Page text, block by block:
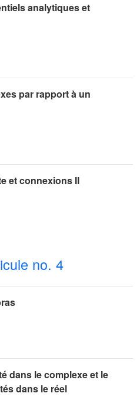
analytiques et
par rapport à un
et connexions II
no. 4
dans le complexe et le
dans le réel